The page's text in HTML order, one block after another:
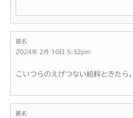
匿名
2024年 2月 10日 5:32pm
こいつらのえげつない給料ときたら。
匿名